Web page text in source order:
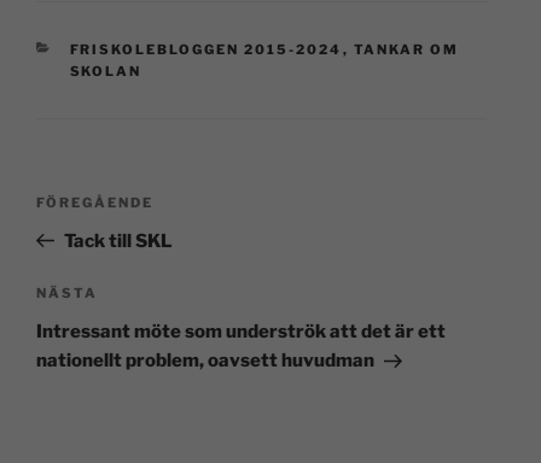
FRISKOLEBLOGGEN 2015-2024 , TANKAR OM
SKOLAN
FÖREGÅENDE
Tack till SKL
NÄSTA
Intressant möte som underströk att det är ett
nationellt problem, oavsett huvudman